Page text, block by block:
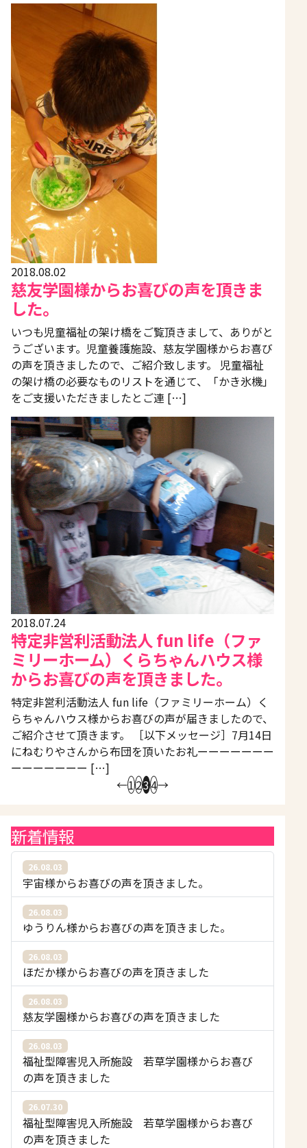
2018.08.02
慈友学園様からお喜びの声を頂きま
した。
いつも児童福祉の架け橋をご覧頂きまして、ありがと
うございます。児童養護施設、慈友学園様からお喜び
の声を頂きましたので、ご紹介致します。 児童福祉
の架け橋の必要なものリストを通じて、「かき氷機」
をご支援いただきましたとご連 […]
2018.07.24
特定非営利活動法人 fun life（ファ
ミリーホーム）くらちゃんハウス様
からお喜びの声を頂きました。
特定非営利活動法人 fun life（ファミリーホーム）く
らちゃんハウス様からお喜びの声が届きましたので、
ご紹介させて頂きます。 ［以下メッセージ］7月14日
にねむりやさんから布団を頂いたお礼ーーーーーーー
ーーーーーーー […]
←1234→
新着情報
26.08.03
宇宙様からお喜びの声を頂きました。
26.08.03
ゆうりん様からお喜びの声を頂きました。
26.08.03
ほだか様からお喜びの声を頂きました
26.08.03
慈友学園様からお喜びの声を頂きました
26.08.03
福祉型障害児入所施設 若草学園様からお喜び
の声を頂きました
26.07.30
福祉型障害児入所施設 若草学園様からお喜び
の声を頂きました